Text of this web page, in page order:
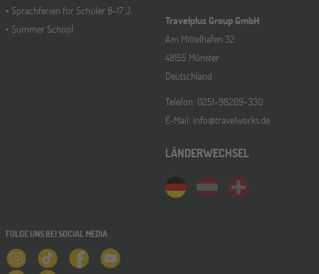
Sprachferien für Schüler 8-17 J.
Summer School
Travelplus Group GmbH
Am Mittelhafen 32
48155 Münster
Deutschland
Telefon: 0251-98209-330
E-Mail: info@travelworks.de
LÄNDERWECHSEL
FOLGE UNS BEI SOCIAL MEDIA